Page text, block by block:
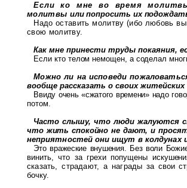
Если ко мне во время
молитвы или попросить их
Надо оставить молитву (ибо любовь
свою молитву.
Как мне принести труды покаяния,
Если кто телом немощен, а соделал
Можно ли на исповеди
вообще рассказать о своих житейских
Ввиду очень «сжатого времени» надо
потом.
Часто слышу, что люди жалуются
что жить спокойно не дают, и
неприятностей они ищут в колдунах
Это вражеские внушения. Без воли
винить, что за грехи попущены иску
сказать, страдают, а наградыза свои
бочку.